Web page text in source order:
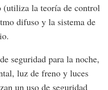
(utiliza la teoría de control
difuso y la sistema de
seguridad para la noche,
luz de freno y luces
un uso de seguridad